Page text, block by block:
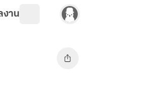
งาน